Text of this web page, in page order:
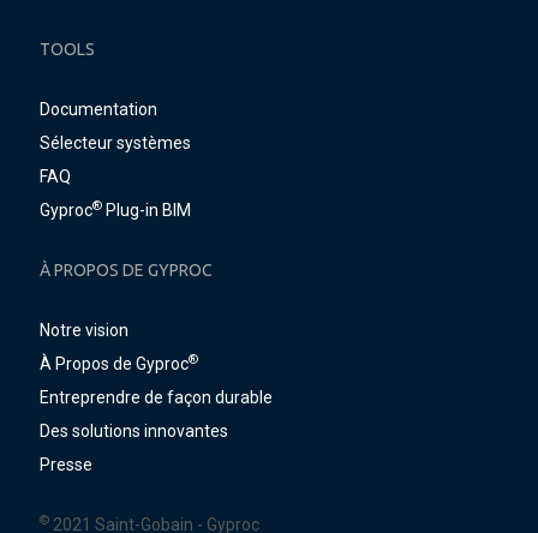
TOOLS
Documentation
Sélecteur systèmes
FAQ
Gyproc® Plug-in BIM
À PROPOS DE GYPROC
Notre vision
À Propos de Gyproc®
Entreprendre de façon durable
Des solutions innovantes
Presse
© 2021 Saint-Gobain - Gyproc